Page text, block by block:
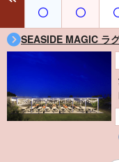
SEASIDE MAGIC ラ